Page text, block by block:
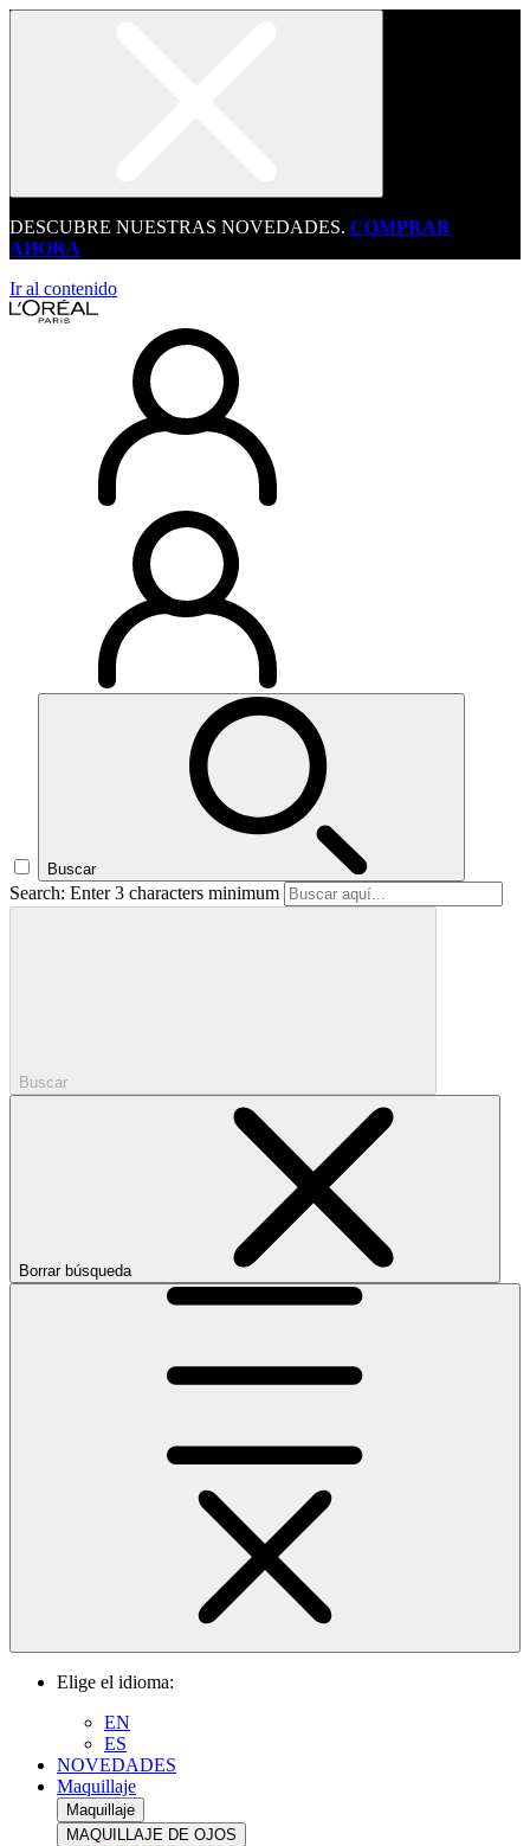
DESCUBRE NUESTRAS NOVEDADES. COMPRAR
AHORA
Ir al contenido
Buscar
Search: Enter 3 characters minimum
Buscar
Borrar búsqueda
Elige el idioma:
EN
ES
NOVEDADES
Maquillaje
Maquillaje
MAQUILLAJE DE OJOS